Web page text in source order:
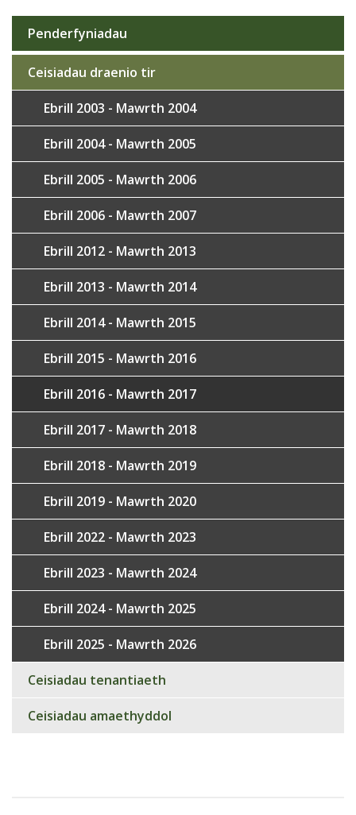
Sub
navigation
Penderfyniadau
Ceisiadau draenio tir
Ebrill 2003 - Mawrth 2004
Ebrill 2004 - Mawrth 2005
Ebrill 2005 - Mawrth 2006
Ebrill 2006 - Mawrth 2007
Ebrill 2012 - Mawrth 2013
Ebrill 2013 - Mawrth 2014
Ebrill 2014 - Mawrth 2015
Ebrill 2015 - Mawrth 2016
Ebrill 2016 - Mawrth 2017
Ebrill 2017 - Mawrth 2018
Ebrill 2018 - Mawrth 2019
Ebrill 2019 - Mawrth 2020
Ebrill 2022 - Mawrth 2023
Ebrill 2023 - Mawrth 2024
Ebrill 2024 - Mawrth 2025
Ebrill 2025 - Mawrth 2026
Ceisiadau tenantiaeth
Ceisiadau amaethyddol